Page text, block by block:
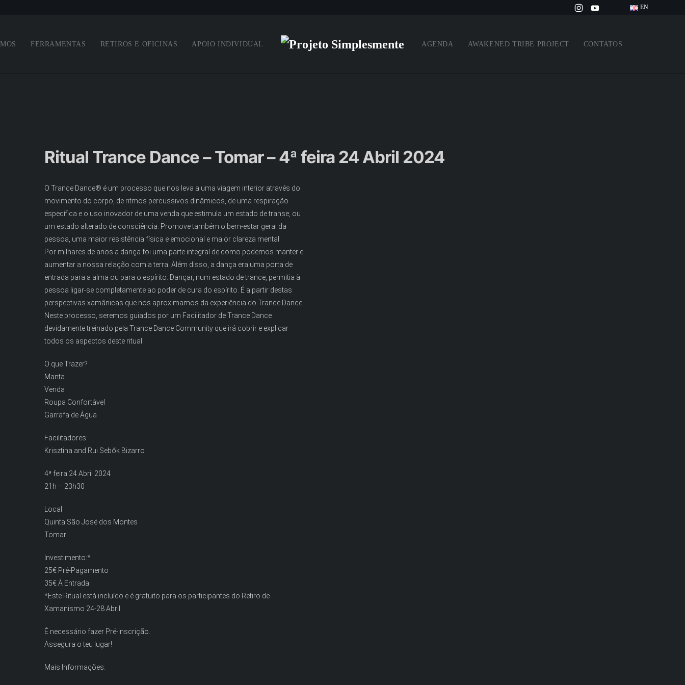
EN
FERRAMENTAS RETIROS E OFICINAS APOIO INDIVIDUAL AGENDA AWAKENED TRIBE PROJECT CONTATOS
Ritual Trance Dance – Tomar – 4ª feira 24 Abril 2024
O Trance Dance® é um processo que nos leva a uma viagem interior através do
movimento do corpo, de ritmos percussivos dinâmicos, de uma respiração
específica e o uso inovador de uma venda que estimula um estado de transe, ou
um estado alterado de consciência. Promove também o bem-estar geral da
pessoa, uma maior resistência física e emocional e maior clareza mental.
Por milhares de anos a dança foi uma parte integral de como podemos manter e
aumentar a nossa relação com a terra. Além disso, a dança era uma porta de
entrada para a alma ou para o espírito. Dançar, num estado de trance, permitia à
pessoa ligar-se completamente ao poder de cura do espírito. É a partir destas
perspectivas xamânicas que nos aproximamos da experiência do Trance Dance.
Neste processo, seremos guiados por um Facilitador de Trance Dance
devidamente treinado pela Trance Dance Community que irá cobrir e explicar
todos os aspectos deste ritual.
O que Trazer?
Manta
Venda
Roupa Confortável
Garrafa de Água
Facilitadores:
Krisztina and Rui Sebők Bizarro
4ª feira 24 Abril 2024
21h – 23h30
Local
Quinta São José dos Montes
Tomar
Investimento:*
25€ Pré-Pagamento
35€ À Entrada
*Este Ritual está incluído e é gratuito para os participantes do Retiro de
Xamanismo 24-28 Abril
É necessário fazer Pré-Inscrição.
Assegura o teu lugar!
Mais Informações: